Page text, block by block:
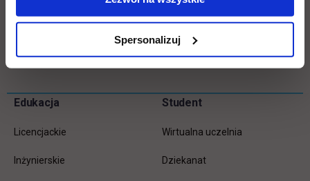
Spersonalizuj
Pomiń
Informacje w stopce
Edukacja
Licencjackie
Inżynierskie
Student
Wirtualna uczelnia
Dziekanat